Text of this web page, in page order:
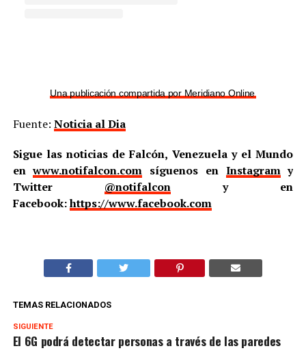
Una publicación compartida por Meridiano Online
Fuente: Noticia al Dia
Sigue las noticias de Falcón, Venezuela y el Mundo
enwww.notifalcon.com síguenos en Instagramy
Twitter @notifalcony en
Facebook:https://www.facebook.com
TEMAS RELACIONADOS
SIGUIENTE
El 6G podrá detectar personas a través de las paredes